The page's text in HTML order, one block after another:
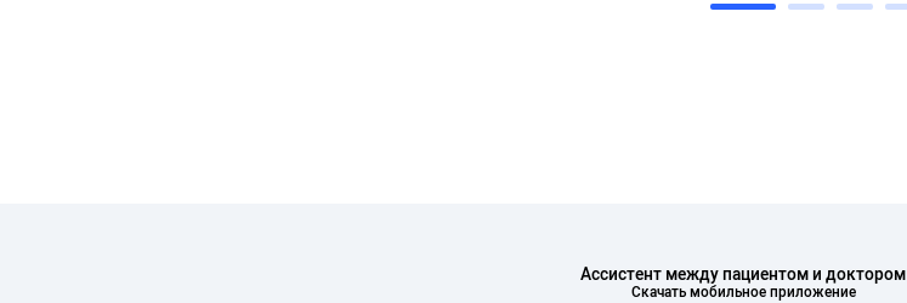
Ассистент между пациентом и доктором
Скачать мобильное приложение